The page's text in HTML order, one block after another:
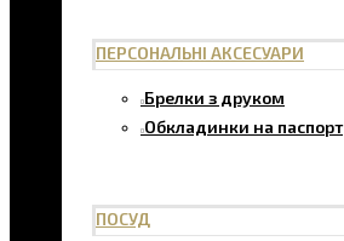
ПЕРСОНАЛЬНІ АКСЕСУАРИ
Брелки з друком
Обкладинки на паспорт
ПОСУД